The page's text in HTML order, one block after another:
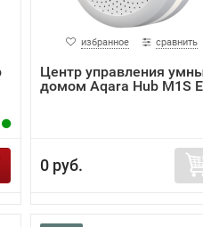
избранное сравнить
Центр управления
домом Aqara Hub M1S
0 руб.